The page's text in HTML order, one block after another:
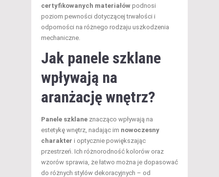
certyfikowanych materiałów podnosi
poziom pewności dotyczącej trwałości i
odporności na różnego rodzaju uszkodzenia
mechaniczne.
Jak panele szklane
wpływają na
aranżację wnętrz?
Panele szklane znacząco wpływają na
estetykę wnętrz, nadając im nowoczesny
charakter i optycznie powiększając
przestrzeń. Ich różnorodność kolorów oraz
wzorów sprawia, że łatwo można je dopasować
do różnych stylów dekoracyjnych – od